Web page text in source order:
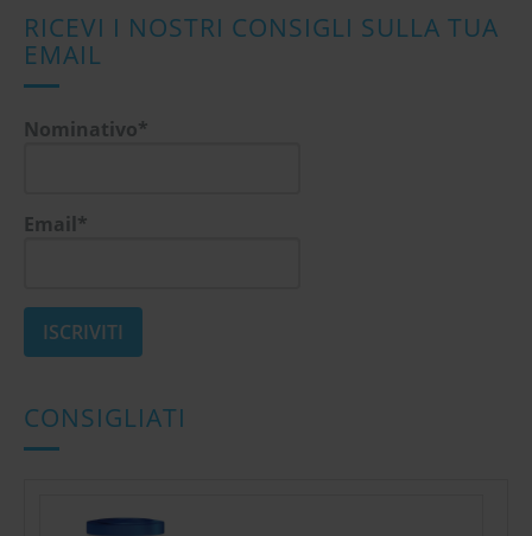
RICEVI I NOSTRI CONSIGLI SULLA TUA
EMAIL
Nominativo*
Email*
CONSIGLIATI